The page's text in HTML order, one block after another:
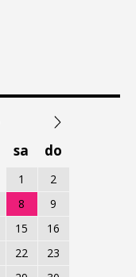
sa do
1
2
8
9
15
16
22
23